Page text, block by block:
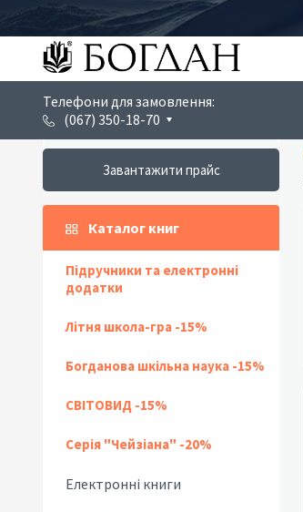
Телефони для замовлення:
(067) 350-18-70
Завантажити прайс
Каталог книг
Підручники та електронні
додатки
Літня школа-гра -15%
Богданова шкільна наука -15%
СВІТОВИД -15%
Серія "Чейзіана" -20%
Електронні книги